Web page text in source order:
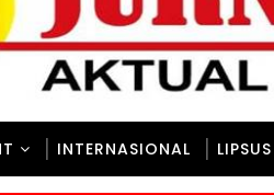
INTERNASIONAL LIPSUS